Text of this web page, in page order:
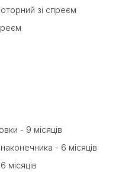
зі спреєм
- 9 місяців
- 6 ​​місяців
місяців